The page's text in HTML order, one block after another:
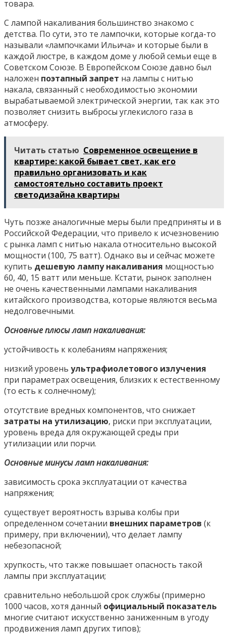
товара.
С лампой накаливания большинство знакомо с
детства. По сути, это те лампочки, которые когда-то
называли «лампочками Ильича» и которые были в
каждой люстре, в каждом доме у любой семьи еще в
Советском Союзе. В Европейском Союзе давно был
наложен поэтапный запрет на лампы с нитью
накала, связанный с необходимостью экономии
вырабатываемой электрической энергии, так как это
позволяет снизить выбросы углекислого газа в
атмосферу.
Читать статью Современное освещение в
квартире: какой бывает свет, как его
правильно организовать и как
самостоятельно составить проект
светодизайна квартиры
Чуть позже аналогичные меры были предприняты и в
Российской Федерации, что привело к исчезновению
с рынка ламп с нитью накала относительно высокой
мощности (100, 75 ватт). Однако вы и сейчас можете
купить дешевую лампу накаливания мощностью
60, 40, 15 ватт или меньше. Кстати, рынок заполнен
не очень качественными лампами накаливания
китайского производства, которые являются весьма
недолговечными.
Основные плюсы ламп накаливания:
устойчивость к колебаниям напряжения;
низкий уровень ультрафиолетового излучения
при параметрах освещения, близких к естественному
(то есть к солнечному);
отсутствие вредных компонентов, что снижает
затраты на утилизацию, риски при эксплуатации,
уровень вреда для окружающей среды при
утилизации или порчи.
Основные минусы ламп накаливания:
зависимость срока эксплуатации от качества
напряжения;
существует вероятность взрыва колбы при
определенном сочетании внешних параметров (к
примеру, при включении), что делает лампу
небезопасной;
хрупкость, что также повышает опасность такой
лампы при эксплуатации;
сравнительно небольшой срок службы (примерно
1000 часов, хотя данный официальный показатель
многие считают искусственно заниженным в угоду
продвижения ламп других типов);